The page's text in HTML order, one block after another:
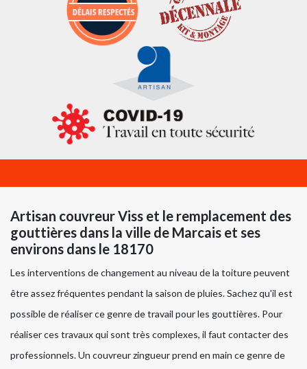
Artisan couvreur Viss et le remplacement des
gouttières dans la ville de Marcais et ses
environs dans le 18170
Les interventions de changement au niveau de la toiture peuvent
être assez fréquentes pendant la saison de pluies. Sachez qu'il est
possible de réaliser ce genre de travail pour les gouttières. Pour
réaliser ces travaux qui sont très complexes, il faut contacter des
professionnels. Un couvreur zingueur prend en main ce genre de